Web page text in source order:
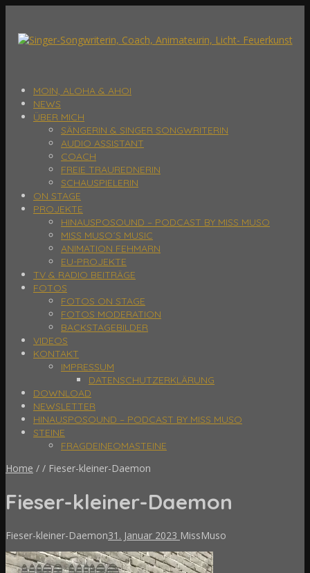
MOIN, ALOHA & AHOI
NEWS
ÜBER MICH
SÄNGERIN & SINGER SONGWRITERIN
AUDIO ASSISTANT
COACH
FREIE TRAUREDNERIN
SCHAUSPIELERIN
ON STAGE
PROJEKTE
HINAUSPOSOUND – PODCAST BY MISS MUSO
MISS MUSO´S MUSIC
ANIMATION FEHMARN
EU-PROJEKTE
TV & RADIO BEITRÄGE
FOTOS
FOTOS ON STAGE
FOTOS MODERATION
BACKSTAGEBILDER
VIDEOS
KONTAKT
IMPRESSUM
DATENSCHUTZERKLÄRUNG
DOWNLOAD
NEWSLETTER
HINAUSPOSOUND – PODCAST BY MISS MUSO
STEINE
FRAGDEINEOMASTEINE
Home / / Fieser-kleiner-Daemon
Fieser-kleiner-Daemon
Fieser-kleiner-Daemon31. Januar 2023 MissMuso